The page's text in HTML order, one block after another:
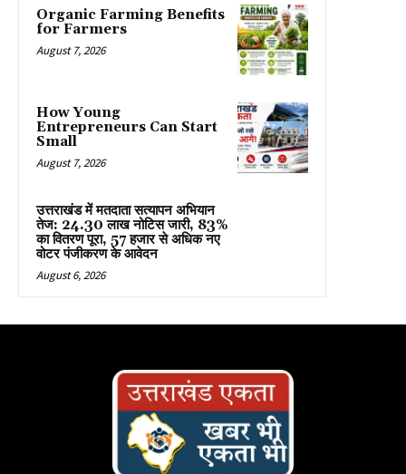
Organic Farming Benefits
for Farmers
August 7, 2026
How Young
Entrepreneurs Can Start
Small
August 7, 2026
उत्तराखंड में मतदाता सत्यापन अभियान
तेज: 24.30 लाख नोटिस जारी, 83%
का वितरण पूरा, 57 हजार से अधिक नए
वोटर पंजीकरण के आवेदन
August 6, 2026